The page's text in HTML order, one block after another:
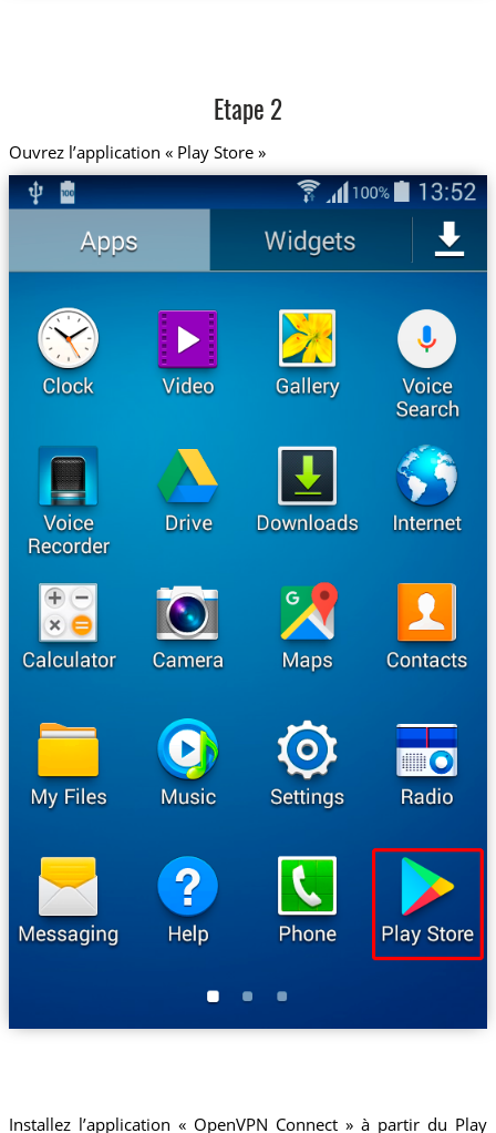
Etape 2
Ouvrez l’application « Play Store »
Installez l’application « OpenVPN Connect » à partir du Play